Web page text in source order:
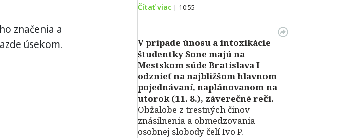
značenia a
úsekom.
Čítať viac | 10:55
V prípade únosu a intoxikácie
študentky Sone majú na
Mestskom súde Bratislava I
odznieť na najbližšom hlavnom
pojednávaní, naplánovanom na
utorok (11. 8.), záverečné reči.
Obžalobe z trestných činov
znásilnenia a obmedzovania
osobnej slobody čelí Ivo P.